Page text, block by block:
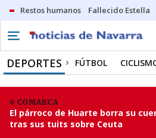
Restos humanos Fallecido Estella
DEPORTES FÚTBOL
COMARCA
El párroco de Huarte borra su
tras sus tuits sobre Ceuta